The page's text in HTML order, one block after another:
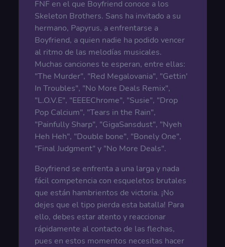
FNF en el que Boyfriend conoce a los
Skeleton Brothers. Sans ha invitado a su
hermano, Papyrus, a enfrentarse a
Boyfriend, a quien nadie ha podido vencer
al ritmo de las melodías musicales.
Muchas canciones te esperan, entre ellas:
"The Murder", "Red Megalovania", "Gettin'
In Troubles", "No More Deals Remix",
"L.O.V.E", "EEEEChrome", "Susie", "Drop
Pop Calcium", "Tears in the Rain",
"Painfully Sharp", "GigaSansdust", "Nyeh
Heh Heh", "Double bone", "Bonely One",
"Final Judgment" y "No More Deals".
Boyfriend se enfrenta a una larga y nada
fácil competencia con esqueletos brutales
que están hambrientos de victoria. ¡No
dejes que el tipo pierda esta batalla! Para
ello, debes estar atento y reaccionar
rápidamente al contacto de las flechas,
pues en estos momentos necesitas hacer